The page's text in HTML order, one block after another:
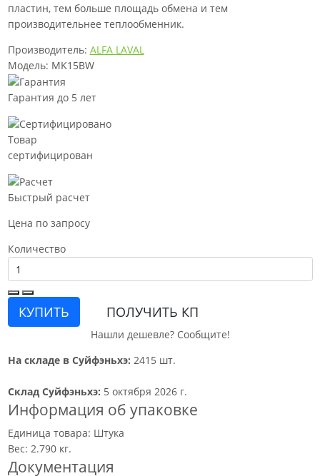
пластин, тем больше площадь обмена и тем
производительнее теплообменник.
Производитель: ALFA LAVAL
Модель: MK15BW
Гарантия до 5 лет
Товар
сертифицирован
Быстрый расчет
Цена по запросу
Количество
КУПИТЬ ПОЛУЧИТЬ КП
Нашли дешевле? Сообщите!
На складе в Суйфэньхэ: 2415 шт.
Склад Суйфэньхэ: 5 октября 2026 г.
Информация об упаковке
Единица товара: Штука
Вес: 2.790 кг.
Документация